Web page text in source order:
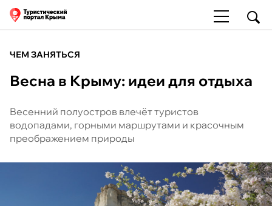
ЧЕМ ЗАНЯТЬСЯ
Весна в Крыму: идеи для отдыха
Весенний полуостров влечёт туристов
водопадами, горными маршрутами и красочным
преображением природы